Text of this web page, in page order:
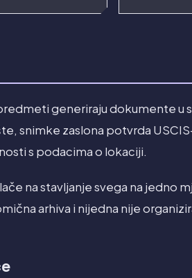
generiraju dokumente u
snimke zaslona potvrda
s podacima o lokaciji.
na stavljanje svega na jedno
arhiva i nijedna nije